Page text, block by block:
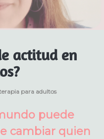
| Breu:
Breve
actitud en
para adultos
puede
cambiar quien